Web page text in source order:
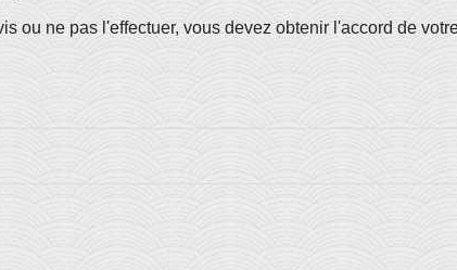
ou ne pas l'effectuer, vous devez obtenir l'accord de